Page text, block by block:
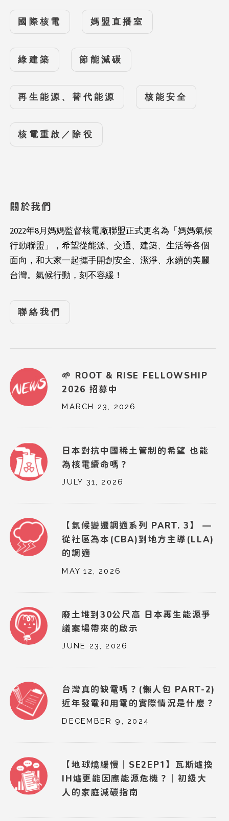
國際核電 媽盟直播室
綠建築 節能減碳
再生能源、替代能源 核能安全
核電重啟／除役
關於我們
2022年8月媽媽監督核電廠聯盟正式更名為「媽媽氣候
行動聯盟」，希望從能源、交通、建築、生活等各個
面向，和大家一起攜手開創安全、潔淨、永續的美麗
台灣。氣候行動，刻不容緩！
聯絡我們
🌱 ROOT & RISE FELLOWSHIP
2026 招募中
MARCH 23, 2026
日本對抗中國稀土管制的希望 也能
為核電續命嗎？
JULY 31, 2026
【氣候變遷調適系列 PART. 3】 —
從社區為本(CBA)到地方主導(LLA)
的調適
MAY 12, 2026
廢土堆到30公尺高 日本再生能源爭
議案場帶來的啟示
JUNE 23, 2026
台灣真的缺電嗎？(懶人包 PART-2)
近年發電和用電的實際情況是什麼？
DECEMBER 9, 2024
【地球燒緩慢｜SE2EP1】瓦斯爐換
IH爐更能因應能源危機？｜初級大
人的家庭減碳指南